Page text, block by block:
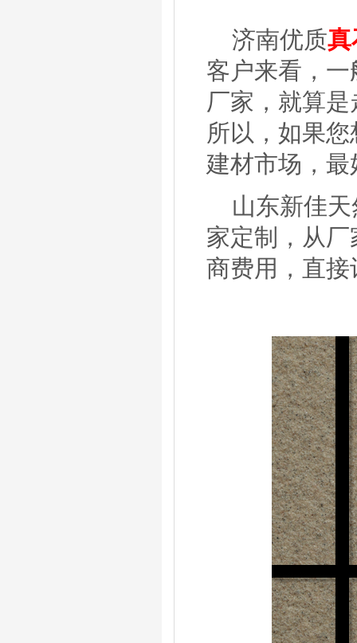
济南优质真
客户来看，
厂家，就算
所以，如果
建材市场，
山东新佳天
家定制，从
商费用，直